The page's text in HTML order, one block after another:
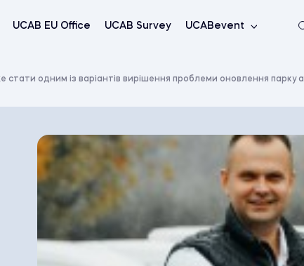
UCAB EU Office UCAB Survey UCABevent
одним із варіантів вирішення проблеми оновлення парку